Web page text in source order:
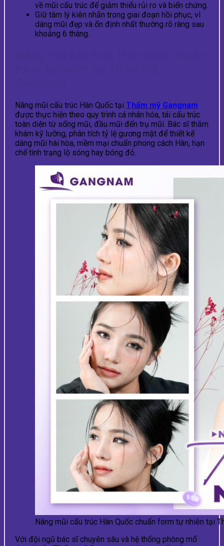
về mũi cấu trúc để giảm thiểu rủi ro và biến chứng.
Giữ tâm lý kiên nhẫn trong giai đoạn hồi phục, vì
dáng mũi đẹp và ổn định nhất thường rõ ràng sau
khoảng 6 tháng.
Nâng mũi cấu trúc Hàn Quốc tại Thẩm mỹ Gangnam
được thực hiện theo quy trình cá nhân hóa, tái cấu trúc
toàn diện từ sống mũi, đầu mũi đến trụ mũi. Bác sĩ thăm
khám kỹ lưỡng, phân tích tỷ lệ gương mặt để thiết kế
dáng mũi hài hòa, mềm mại chuẩn phong cách Hàn, hạn
chế tình trạng lộ sóng hay bóng đỏ.
Nâng mũi cấu trúc Hàn Quốc chuẩn form tự nhiên tại
Với đội ngũ bác sĩ chuyên sâu và hệ thống phòng mổ